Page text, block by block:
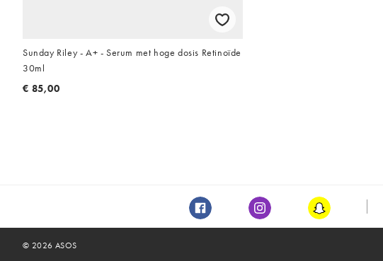
Sunday Riley - A+ - Serum met hoge dosis Retinoïde
30ml
€ 85,00
Facebook Instagram Snapchat
© 2026 ASOS